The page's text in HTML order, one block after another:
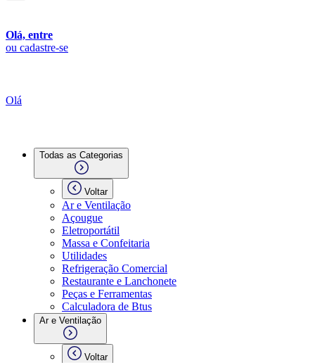
Olá, entre
ou cadastre-se
Olá
Todas as Categorias
Voltar
Ar e Ventilação
Açougue
Eletroportátil
Massa e Confeitaria
Utilidades
Refrigeração Comercial
Restaurante e Lanchonete
Peças e Ferramentas
Calculadora de Btus
Ar e Ventilação
Voltar